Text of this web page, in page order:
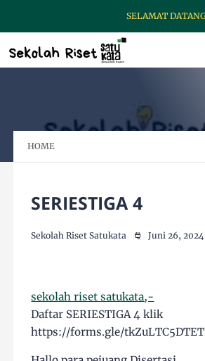
SELAMAT
HOME
SERIESTIGA 4
Sekolah Riset Satukata Juni 26, 2024
sekolah riset satukata,-
Daftar SERIESTIGA 4 klik
https://forms.gle/